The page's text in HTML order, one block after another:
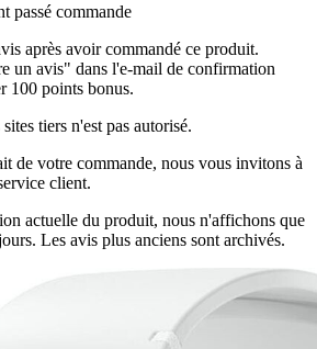
passé commande
après avoir commandé ce produit.
un avis" dans l'e-mail de confirmation
100 points bonus.
tiers n'est pas autorisé.
de votre commande, nous vous invitons à
client.
actuelle du produit, nous n'affichons que
Les avis plus anciens sont archivés.